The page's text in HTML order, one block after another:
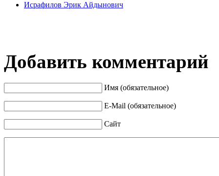
Исрафилов Эрик Айдынович
Добавить комментарий
Имя (обязательное)
E-Mail (обязательное)
Сайт